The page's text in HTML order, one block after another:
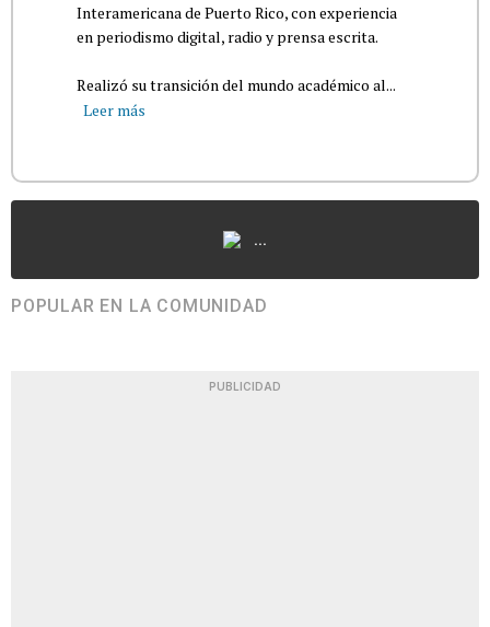
Interamericana de Puerto Rico, con experiencia
en periodismo digital, radio y prensa escrita.
Realizó su transición del mundo académico al...
Leer más
...
POPULAR EN LA COMUNIDAD
PUBLICIDAD